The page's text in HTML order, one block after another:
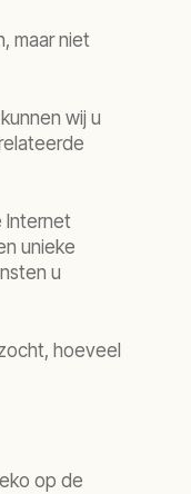
maar niet
wij u
Internet
unieke
u
hoeveel
op de